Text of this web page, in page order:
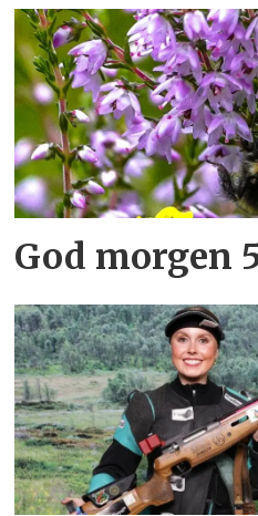
God morgen